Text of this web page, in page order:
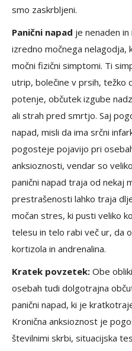
smo zaskrbljeni.
Panični napad je nenaden
izredno močnega
močni fizični simptomi. Ti
utrip, bolečine v prsih, težko
potenje, občutek izgube
ali strah pred smrtjo. Saj
napad, misli da ima srčni
pogosteje pojavijo pri
anksioznosti, vendar so
panični napad traja od nekaj
prestrašenosti lahko traja
močan stres, ki pusti veliko
telesu in telo rabi več ur, da
kortizola in andrenalina.
Kratek povzetek: Obe
osebah tudi dolgotrajna
panični napad, ki je
Kronična anksioznost je
številnimi skrbi, situacijska